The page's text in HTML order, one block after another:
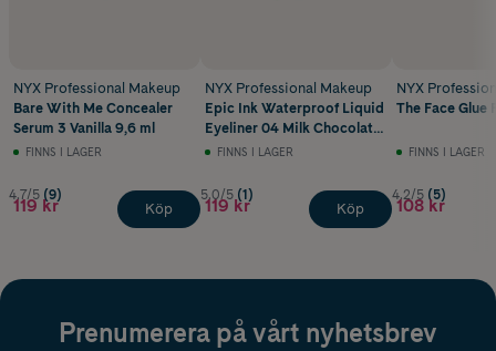
NYX Professional Makeup
Bare With Me Concealer
Serum 3 Vanilla 9,6 ml
FINNS I LAGER
4.7/5 (9)
119 kr Köp
NYX Professional Makeup
Epic Ink Waterproof Liquid
Eyeliner 04 Milk Chocolate
1 mlFINNS I LAGER
5.0/5 (1)
119 kr Köp
NYX
The Face Glue
FINNS I LAGER
4.2/5 (5)
108 kr
Prenumerera på vårt nyhetsbrev